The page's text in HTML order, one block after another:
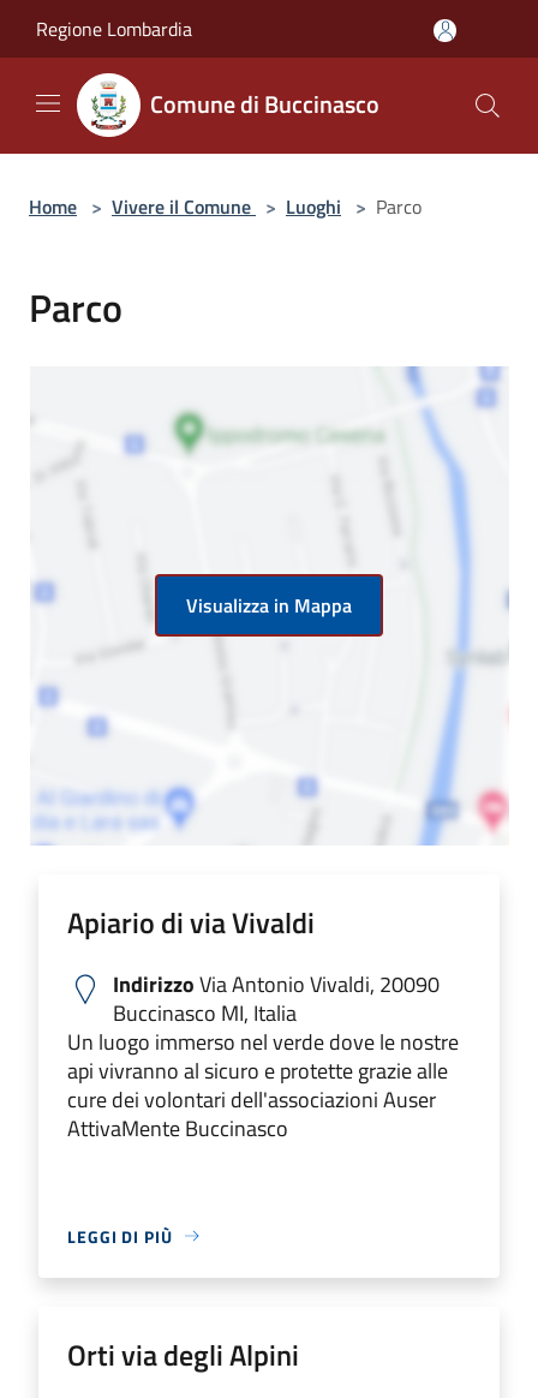
Regione Lombardia
Comune di Buccinasco
Home > Vivere il Comune > Luoghi > Parco
Parco
Visualizza in Mappa
Apiario di via Vivaldi
IndirizzoVia Antonio Vivaldi, 20090
Buccinasco MI, Italia
Un luogo immerso nel verde dove le nostre
api vivranno al sicuro e protette grazie alle
cure dei volontari dell'associazioni Auser
AttivaMente Buccinasco
LEGGI DI PIÙ
Orti via degli Alpini